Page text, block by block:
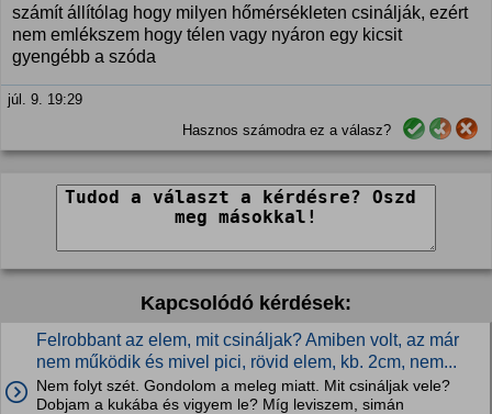
számít állítólag hogy milyen hőmérsékleten csinálják, ezért
nem emlékszem hogy télen vagy nyáron egy kicsit
gyengébb a szóda
júl. 9. 19:29
Hasznos számodra ez a válasz?
Kapcsolódó kérdések:
Felrobbant az elem, mit csináljak? Amiben volt, az már
nem működik és mivel pici, rövid elem, kb. 2cm, nem...
Nem folyt szét. Gondolom a meleg miatt. Mit csináljak vele?
Dobjam a kukába és vigyem le? Míg leviszem, simán